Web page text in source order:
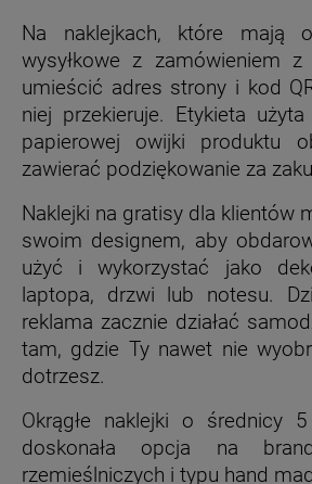
Na naklejkach, które mają
wysyłkowe z zamówieniem z
umieścić adres strony i kod
niej przekieruje. Etykieta
papierowej owijki produktu
zawierać podziękowanie za
Naklejki na gratisy dla klientów
swoim designem, aby
użyć i wykorzystać jako
laptopa, drzwi lub notesu.
reklama zacznie działać
tam, gdzie Ty nawet nie
dotrzesz.
Okrągłe naklejki o średnicy
doskonała opcja na
rzemieślniczych i typu hand